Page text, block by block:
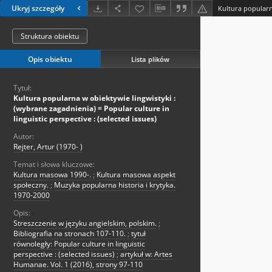
Ukryj szczegóły
Struktura obiektu
Opis obiektu Lista plików
Tytuł:
Kultura popularna w obiektywie lingwistyki :
(wybrane zagadnienia) = Popular culture in
linguistic perspective : (selected issues)
Autor:
Rejter, Artur (1970- )
Temat i słowa kluczowe:
Kultura masowa 1990-. ; Kultura masowa aspekt
społeczny. ; Muzyka popularna historia i krytyka.
1970-2000
Opis:
Streszczenie w języku angielskim, polskim. ;
Bibliografia na stronach 107-110. ; tytuł
równoległy: Popular culture in linguistic
perspective : (selected issues) ; artykuł w: Artes
Humanae. Vol. 1 (2016), strony 97-110